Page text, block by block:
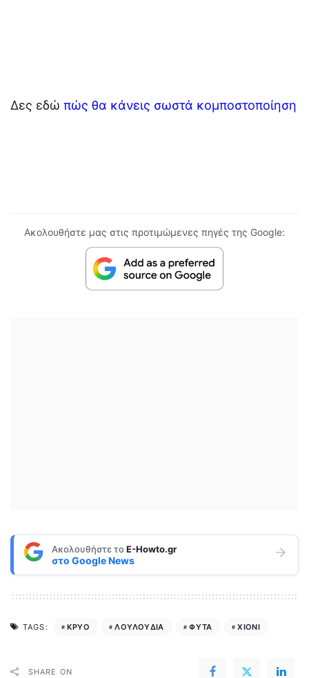
Δες εδώ πώς θα κάνεις σωστά κομποστοποίηση
Ακολουθήστε μας στις προτιμώμενες πηγές της Google:
Ακολουθήστε τοE-Howto.gr
στο Google News
TAGS: ΚΡΥΟ ΛΟΥΛΟΥΔΙΑ ΦΥΤΑ ΧΙΟΝΙ
SHARE ON